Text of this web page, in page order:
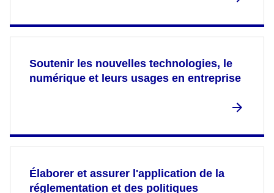
Soutenir les nouvelles technologies, le
numérique et leurs usages en entreprise
Élaborer et assurer l'application de la
réglementation et des politiques